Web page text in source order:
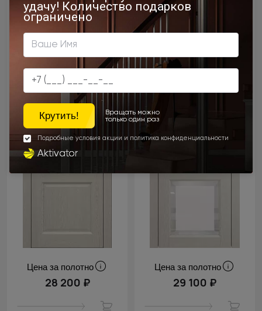
Династия Порта Классик
Дуб шампань
Цена за полотно
28 200 ₽
Милано Порта Классик
Дуб шампань
Цена за полотно
29 100 ₽